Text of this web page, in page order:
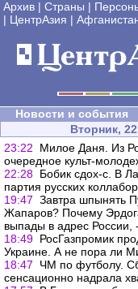
Архив | Страны |
| ЦентрАзия |
Новости и события
Вторник,
23:22
Милое Даня. Из
очередное культ-
22:28 Бобик сдох-с. В
партия русских
19:47 Завтра шпынять
Жапаров? Почему
выпады в адрес России,
18:49 РосГазпромик
Украине. А не пора ли
18:47
ЧМ по футболу.
сенсационно надрала